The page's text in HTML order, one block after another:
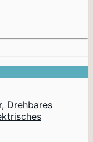
Drehbares